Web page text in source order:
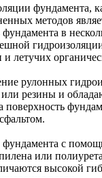
методов
в
летучих
рулонных
резины и
фундамента с
или
высокой